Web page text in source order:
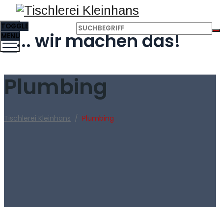
... wir machen das!
TOGGLE
MENU
Plumbing
Tischlerei Kleinhans / Plumbing